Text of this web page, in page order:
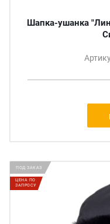
Шапка-ушанка
ПОД ЗАКАЗ
ЦЕНА ПО
ЗАПРОСУ